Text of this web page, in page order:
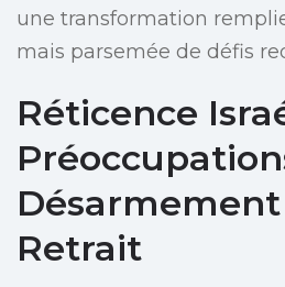
une transformation
mais parsemée de défis
Réticence
Retrait